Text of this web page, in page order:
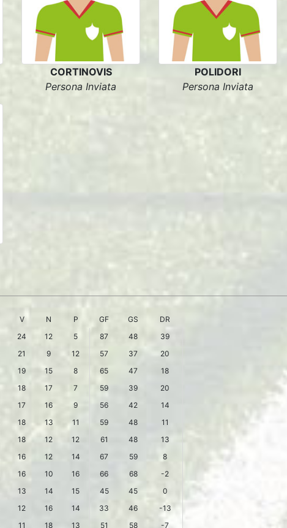
CORTINOVIS
Persona Inviata
POLIDORI
Persona Inviata
V N P GF GS
DR
24 12 5 87 48
39
21 9 12 57 37
20
19 15 8 65 47
18
18 17 7 59 39
20
17 16 9 56 42
14
18 13 11 59 48
11
18 12 12 61 48
13
16 12 14 67 59
8
16 10 16 66 68
-2
13 14 15 45 45
0
12 16 14 33 46
-13
11 18 13 51 58 -7